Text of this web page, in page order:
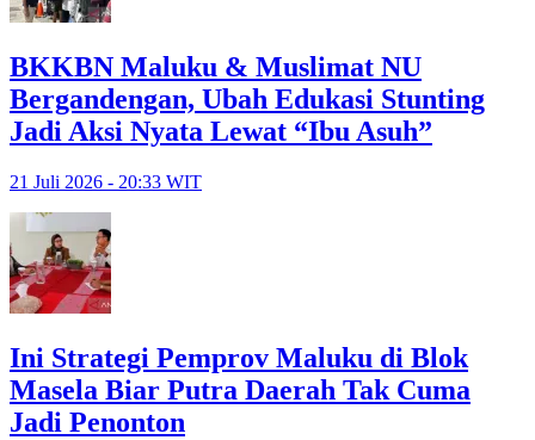
BKKBN Maluku & Muslimat NU
Bergandengan, Ubah Edukasi Stunting
Jadi Aksi Nyata Lewat “Ibu Asuh”
21 Juli 2026 - 20:33 WIT
Ini Strategi Pemprov Maluku di Blok
Masela Biar Putra Daerah Tak Cuma
Jadi Penonton